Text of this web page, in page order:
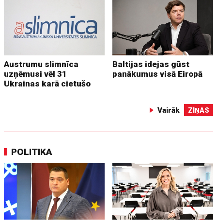
Austrumu slimnīca
uzņēmusi vēl 31
Ukrainas karā cietušo
Baltijas idejas gūst
panākumus visā Eiropā
Vairāk ZIŅAS
POLITIKA